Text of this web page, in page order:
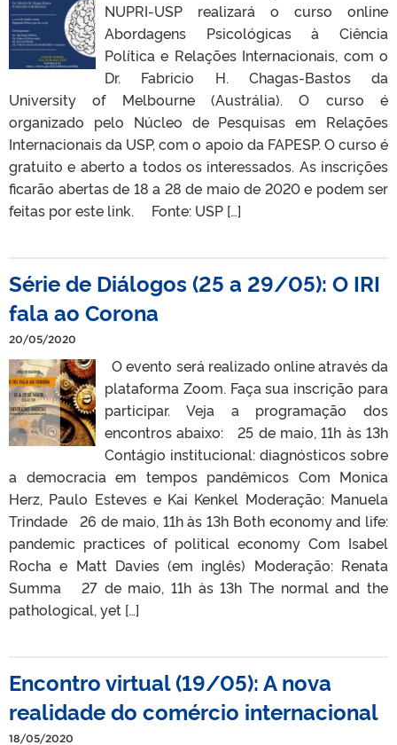
NUPRI-USP realizará o curso online
Abordagens Psicológicas à Ciência
Política e Relações Internacionais, com o
Dr. Fabricio H. Chagas-Bastos da
University of Melbourne (Austrália). O curso é
organizado pelo Núcleo de Pesquisas em Relações
Internacionais da USP, com o apoio da FAPESP. O curso é
gratuito e aberto a todos os interessados. As inscrições
ficarão abertas de 18 a 28 de maio de 2020 e podem ser
feitas por este link. Fonte: USP […]
Série de Diálogos (25 a 29/05): O IRI
fala ao Corona
20/05/2020
O evento será realizado online através da
plataforma Zoom. Faça sua inscrição para
participar. Veja a programação dos
encontros abaixo: 25 de maio, 11h às 13h
Contágio institucional: diagnósticos sobre
a democracia em tempos pandêmicos Com Monica
Herz, Paulo Esteves e Kai Kenkel Moderação: Manuela
Trindade 26 de maio, 11h às 13h Both economy and life:
pandemic practices of political economy Com Isabel
Rocha e Matt Davies (em inglês) Moderação: Renata
Summa 27 de maio, 11h às 13h The normal and the
pathological, yet […]
Encontro virtual (19/05): A nova
realidade do comércio internacional
18/05/2020